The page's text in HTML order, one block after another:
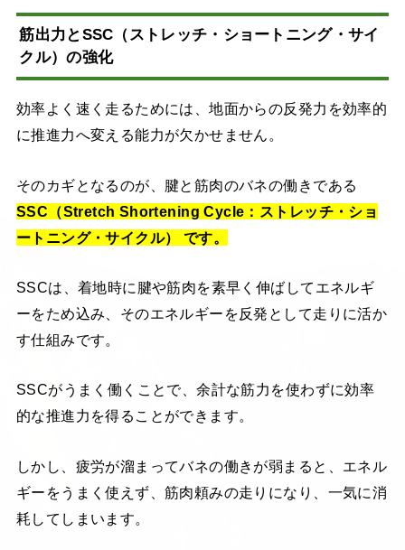
筋出力とSSC（ストレッチ・ショートニング・サイ
クル）の強化
効率よく速く走るためには、地面からの反発力を効率的
に推進力へ変える能力が欠かせません。
そのカギとなるのが、腱と筋肉のバネの働きである
SSC（Stretch Shortening Cycle：ストレッチ・ショ
ートニング・サイクル） です。
SSCは、着地時に腱や筋肉を素早く伸ばしてエネルギ
ーをため込み、そのエネルギーを反発として走りに活か
す仕組みです。
SSCがうまく働くことで、余計な筋力を使わずに効率
的な推進力を得ることができます。
しかし、疲労が溜まってバネの働きが弱まると、エネル
ギーをうまく使えず、筋肉頼みの走りになり、一気に消
耗してしまいます。